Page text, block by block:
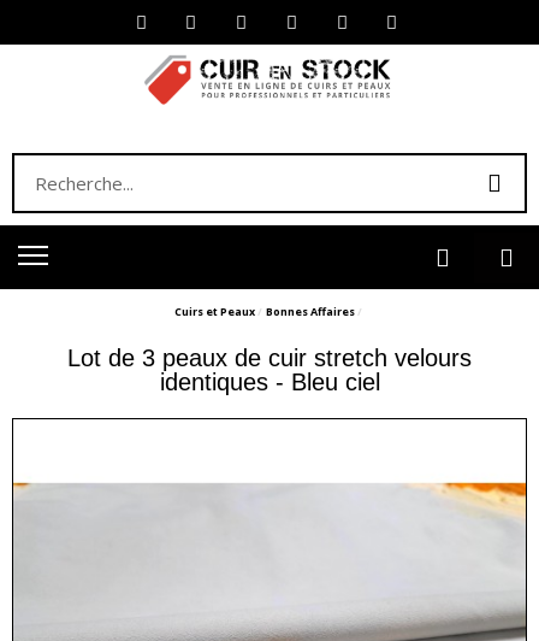
Cuirs et Peaux Bonnes Affaires
Lot de 3 peaux de cuir stretch velours
identiques - Bleu ciel